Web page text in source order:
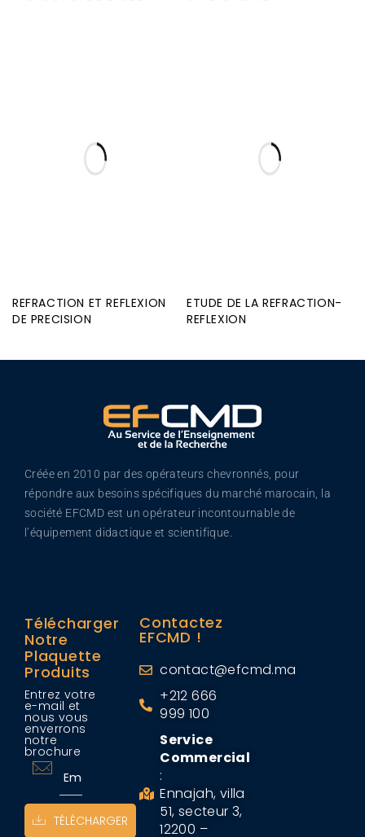
REFRACTION ET REFLEXION
DE PRECISION
ETUDE DE LA REFRACTION-
REFLEXION
Créée en 2010 par des opérateurs chevronnés, pour
répondre aux besoins spécifiques du marché marocain, la
société EFCMD est un opérateur incontournable de
l’équipement didactique et scientifique.
Télécharger
Notre
Plaquette
Produits
Entrez votre
e-mail et
nous vous
enverrons
notre
brochure
TÉLÉCHARGER
Contactez
EFCMD !
contact@efcmd.ma
+212 666
999 100
Service
Commercial
:
Ennajah, villa
51, secteur 3,
12200 –